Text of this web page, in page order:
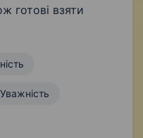
готові взяти
Уважність